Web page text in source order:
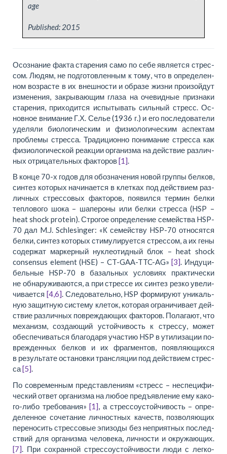
age
Published: 2015
Осознание фак­та ста­ре­ния само по се­бе яв­ляет­ся стрес­
сом. Лю­дям, не под­го­тов­лен­ным к то­му, что в опре­де­лен­
ном воз­расте в их внеш­но­сти и об­ра­зе жиз­ни произой­дут
из­ме­не­ния, за­кры­ва­ю­щим гла­за на оче­вид­ные при­зна­ки
ста­ре­ния, при­хо­дит­ся ис­пы­ты­вать силь­ный стресс. Ос­
нов­ное вни­ма­ние Г.Х. Се­лье (1936 г.) и его по­сле­до­ва­те­ли
уде­ля­ли био­ло­ги­че­ским и фи­зио­ло­ги­че­ским ас­пек­там
пробле­мы стрес­са. Тра­ди­ци­он­но по­ни­ма­ние стрес­са как
фи­зио­ло­ги­че­ской ре­ак­ции ор­га­низ­ма на дей­ствие раз­лич­
ных от­ри­ца­тель­ных фак­то­ров[1]
В кон­це 70-х го­дов для обозна­че­ния но­вой груп­пы бел­ков,
син­тез ко­то­рых на­чи­на­ет­ся в клет­ках под дей­ствием раз­
лич­ных стрес­со­вых фак­то­ров, по­явил­ся тер­мин бел­ки
теп­ло­во­го шо­ка – ша­пе­ро­ны или бел­ки стрес­са (HSP –
heat shock protein). Стро­гое опре­де­ле­ние се­мейства HSP-
70 дал M.J. Schlesinger: «К се­мейству HSP-70 от­но­сят­ся
бел­ки, син­тез ко­то­рых сти­му­ли­ру­ет­ся стрес­сом, а их ге­ны
со­дер­жат мар­кер­ный ну­клео­тид­ный блок – heat shock
consensus element (HSE) – CT-GAA-TTC-AG»[3]. Ин­ду­ци­
бель­ные HSP-70 в ба­заль­ных усло­ви­ях прак­ти­че­ски
не об­на­ру­жи­ва­ют­ся, а при стрес­се их син­тез рез­ко уве­ли­
чи­ва­ет­ся [4,6]. Сле­до­ва­тель­но, HSP фор­ми­ру­ют уни­каль­
ную за­щит­ную си­сте­му кле­ток, ко­то­рая огра­ни­чи­ва­ет дей­
ствие раз­лич­ных по­вре­жда­ю­щих фак­то­ров. По­ла­га­ют, что
ме­ха­низм, со­зда­ю­щий устой­чи­вость к стрес­су, мо­жет
обес­пе­чи­вать­ся благо­да­ря уча­стию HSP в ути­ли­за­ции по­
вре­жден­ных бел­ков и их фраг­мен­тов, по­яв­ляю­щих­ся
в ре­зульта­те оста­нов­ки транс­ля­ции под дей­ствием стрес­
са[5].
По совре­мен­ным пред­став­ле­ни­ям «стресс – не­спе­ци­фи­
че­ский от­вет ор­га­низ­ма на лю­бое предъ­яв­ле­ние ему ка­ко­
го-ли­бо тре­бо­ва­ния»[1] , а стрес­со­устой­чи­вость – опре­
де­лен­ное со­че­та­ние лич­ност­ных ка­честв, поз­во­ля­ю­щих
пере­но­сить стрес­со­вые эпи­зо­ды без не­при­ят­ных по­след­
ствий для ор­га­низ­ма че­ло­ве­ка, лич­но­сти и окру­жа­ю­щих.
[7] . При сохран­ной стрес­со­устой­чи­во­сти лю­ди с лег­ко­